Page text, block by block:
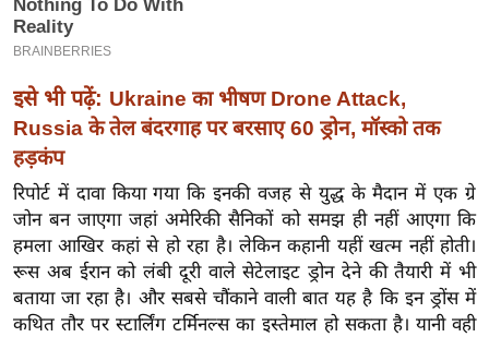
श
ख्सि
य
त
यं
ग
इं
डि
या
सा
हि
इसे भी पढ़ें: Ukraine का भीषण Drone Attack,
Russia के तेल बंदरगाह पर बरसाए 60 ड्रोन, मॉस्को तक
हड़कंप
रिपोर्ट में दावा किया गया कि इनकी वजह से युद्ध के मैदान में एक ग्रे
जोन बन जाएगा जहां अमेरिकी सैनिकों को समझ ही नहीं आएगा कि
हमला आखिर कहां से हो रहा है। लेकिन कहानी यहीं खत्म नहीं होती।
रूस अब ईरान को लंबी दूरी वाले सेटेलाइट ड्रोन देने की तैयारी में भी
बताया जा रहा है। और सबसे चौंकाने वाली बात यह है कि इन ड्रोंस में
कथित तौर पर स्टार्लिंग टर्मिनल्स का इस्तेमाल हो सकता है। यानी वही